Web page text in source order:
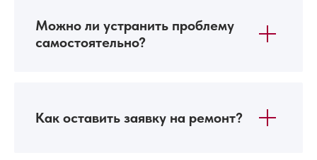
Можно ли устранить проблему
самостоятельно?
Как оставить заявку на ремонт?